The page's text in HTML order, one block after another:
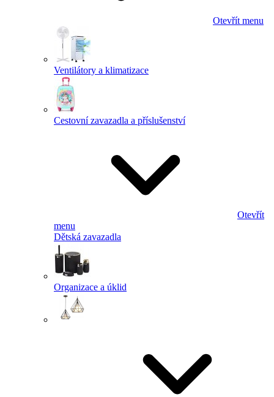
Otevřít menu
Ventilátory a klimatizace
Cestovní zavazadla a příslušenství
Otevřít
menu
Dětská zavazadla
Organizace a úklid